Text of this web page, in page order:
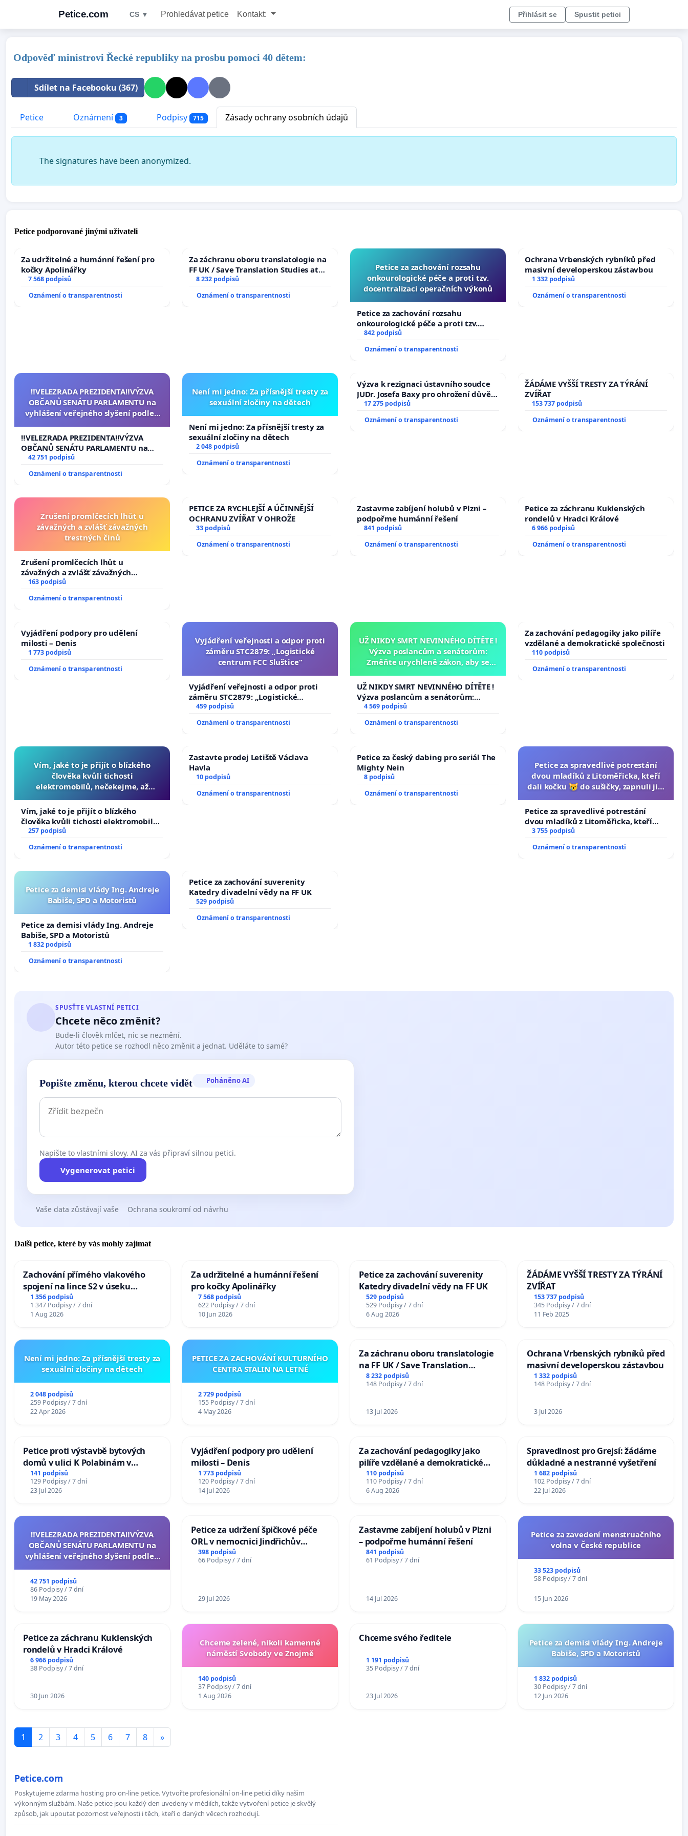
Petice.com CS ▼ Prohledávat petice Kontakt: Přihlásit se Spustit petici
Odpověď ministrovi Řecké republiky na prosbu pomoci 40 dětem:
Sdílet na Facebooku (367)
Petice Oznámení 3 Podpisy 715 Zásady ochrany osobních údajů
The signatures have been anonymized.
Petice podporované jinými uživateli
Za udržitelné a humánní řešení pro
kočky Apolinářky
7 568 podpisů
Oznámení o transparentnosti
Za záchranu oboru translatologie na
FF UK / Save Translation Studies at
the Faculty of Arts, Charles
8 232 podpisů
Oznámení o transparentnosti
Petice za zachování rozsahu
onkourologické péče a proti tzv.
docentralizaci operačních výkonů
Petice za zachování rozsahu
onkourologické péče a proti tzv.
docentralizaci operačních výkonů
842 podpisů
Oznámení o transparentnosti
Ochrana Vrbenských rybníků před
masivní developerskou zástavbou
1 332 podpisů
Oznámení o transparentnosti
‼️VELEZRADA PREZIDENTA‼️VÝZVA
OBČANŮ SENÁTU PARLAMENTU na
vyhlášení veřejného slyšení podle §
na přijetí usnesení k podání ústavní
žaloby na prezidenta republiky
‼️VELEZRADA PREZIDENTA‼️VÝZVA
OBČANŮ SENÁTU PARLAMENTU na
vyhlášení veřejného slyšení podle §
na přijetí usnesení k podání ústavní
42 751 podpisů
Oznámení o transparentnosti
Není mi jedno: Za přísnější tresty za
sexuální zločiny na dětech
Není mi jedno: Za přísnější tresty za
sexuální zločiny na dětech
2 048 podpisů
Oznámení o transparentnosti
Výzva k rezignaci ústavního soudce
JUDr. Josefa Baxy pro ohrožení důvěry
ve spravedlivý proces
17 275 podpisů
Oznámení o transparentnosti
ŽÁDÁME VYŠŠÍ TRESTY ZA TÝRÁNÍ
ZVÍŘAT
153 737 podpisů
Oznámení o transparentnosti
Zrušení promlčecích lhůt u
závažných a zvlášť závažných
trestných činů
Zrušení promlčecích lhůt u
závažných a zvlášť závažných
trestných činů
163 podpisů
Oznámení o transparentnosti
PETICE ZA RYCHLEJŠÍ A ÚČINNĚJŠÍ
OCHRANU ZVÍŘAT V OHROŽE
33 podpisů
Oznámení o transparentnosti
Zastavme zabíjení holubů v Plzni –
podpořme humánní řešení
841 podpisů
Oznámení o transparentnosti
Petice za záchranu Kuklenských
rondelů v Hradci Králové
6 966 podpisů
Oznámení o transparentnosti
Vyjádření podpory pro udělení
milosti – Denis
1 773 podpisů
Oznámení o transparentnosti
Vyjádření veřejnosti a odpor proti
záměru STC2879: „Logistické
centrum FCC Sluštice“
Vyjádření veřejnosti a odpor proti
záměru STC2879: „Logistické
centrum FCC Sluštice“
459 podpisů
Oznámení o transparentnosti
UŽ NIKDY SMRT NEVINNÉHO DÍTĚTE !
Výzva poslancům a senátorům:
Změňte urychleně zákon, aby se
opakovat!
UŽ NIKDY SMRT NEVINNÉHO DÍTĚTE !
Výzva poslancům a senátorům:
Změňte urychleně zákon, aby se
opakovat!
4 569 podpisů
Oznámení o transparentnosti
Za zachování pedagogiky jako pilíře
vzdělané a demokratické společnosti
110 podpisů
Oznámení o transparentnosti
Vím, jaké to je přijít o blízkého
člověka kvůli tichosti
elektromobilů, nečekejme, až
auta!
Vím, jaké to je přijít o blízkého
člověka kvůli tichosti elektromobilů,
nečekejme, až přibydou další,
257 podpisů
Oznámení o transparentnosti
Zastavte prodej Letiště Václava
Havla
10 podpisů
Oznámení o transparentnosti
Petice za český dabing pro seriál The
Mighty Nein
8 podpisů
Oznámení o transparentnosti
Petice za spravedlivé potrestání
dvou mladíků z Litoměřicka, kteří
dali kočku 😿 do sušičky, zapnuli ji a
Petice za spravedlivé potrestání
dvou mladíků z Litoměřicka, kteří
dali kočku 😿 do sušičky, zapnuli ji a
3 755 podpisů
Oznámení o transparentnosti
Petice za demisi vlády Ing. Andreje
Babiše, SPD a Motoristů
Petice za demisi vlády Ing. Andreje
Babiše, SPD a Motoristů
1 832 podpisů
Oznámení o transparentnosti
Petice za zachování suverenity
Katedry divadelní vědy na FF UK
529 podpisů
Oznámení o transparentnosti
SPUSŤTE VLASTNÍ PETICI
Chcete něco změnit?
Bude-li člověk mlčet, nic se nezmění.
Autor této petice se rozhodl něco změnit a jednat. Uděláte to samé?
Popište změnu, kterou chcete vidět Poháněno AI
Napište to vlastními slovy. AI za vás připraví silnou petici.
Vygenerovat petici
Vaše data zůstávají vaše Ochrana soukromí od návrhu
Další petice, které by vás mohly zajímat
Zachování přímého vlakového
spojení na lince S2 v úseku
Ostrava – Bohumín – Karviná –
Mosty u Jablunkova
1 356 podpisů
1 347 Podpisy / 7 dní
1 Aug 2026
Za udržitelné a humánní řešení
pro kočky Apolinářky
7 568 podpisů
622 Podpisy / 7 dní
10 Jun 2026
Petice za zachování suverenity
Katedry divadelní vědy na FF UK
529 podpisů
529 Podpisy / 7 dní
6 Aug 2026
ŽÁDÁME VYŠŠÍ TRESTY ZA TÝRÁNÍ
ZVÍŘAT
153 737 podpisů
345 Podpisy / 7 dní
11 Feb 2025
Není mi jedno: Za přísnější tresty za
sexuální zločiny na dětech
2 048 podpisů
259 Podpisy / 7 dní
22 Apr 2026
PETICE ZA ZACHOVÁNÍ KULTURNÍHO
CENTRA STALIN NA LETNÉ
2 729 podpisů
155 Podpisy / 7 dní
4 May 2026
Za záchranu oboru translatologie
na FF UK / Save Translation
Studies at the Faculty of Arts,
Charles University
8 232 podpisů
148 Podpisy / 7 dní
13 Jul 2026
Ochrana Vrbenských rybníků před
masivní developerskou zástavbou
1 332 podpisů
148 Podpisy / 7 dní
3 Jul 2026
Petice proti výstavbě bytových
domů v ulici K Polabinám v
Pardubicích
141 podpisů
129 Podpisy / 7 dní
23 Jul 2026
Vyjádření podpory pro udělení
milosti – Denis
1 773 podpisů
120 Podpisy / 7 dní
14 Jul 2026
Za zachování pedagogiky jako
pilíře vzdělané a demokratické
společnosti
110 podpisů
110 Podpisy / 7 dní
6 Aug 2026
Spravedlnost pro Grejsí: žádáme
důkladné a nestranné vyšetření
1 682 podpisů
102 Podpisy / 7 dní
22 Jul 2026
‼️VELEZRADA PREZIDENTA‼️VÝZVA
OBČANŮ SENÁTU PARLAMENTU na
vyhlášení veřejného slyšení podle §
na přijetí usnesení k podání ústavní
žaloby na prezidenta republiky
42 751 podpisů
86 Podpisy / 7 dní
19 May 2026
Petice za udržení špičkové péče
ORL v nemocnici Jindřichův
Hradec
398 podpisů
66 Podpisy / 7 dní
29 Jul 2026
Zastavme zabíjení holubů v Plzni
– podpořme humánní řešení
841 podpisů
61 Podpisy / 7 dní
14 Jul 2026
Petice za zavedení menstruačního
volna v České republice
33 523 podpisů
58 Podpisy / 7 dní
15 Jun 2026
Petice za záchranu Kuklenských
rondelů v Hradci Králové
6 966 podpisů
38 Podpisy / 7 dní
30 Jun 2026
Chceme zelené, nikoli kamenné
náměstí Svobody ve Znojmě
140 podpisů
37 Podpisy / 7 dní
1 Aug 2026
Chceme svého ředitele
1 191 podpisů
35 Podpisy / 7 dní
23 Jul 2026
Petice za demisi vlády Ing. Andreje
Babiše, SPD a Motoristů
1 832 podpisů
30 Podpisy / 7 dní
12 Jun 2026
1 2 3 4 5 6 7 8 »
Petice.com
Poskytujeme zdarma hosting pro on-line petice. Vytvořte profesionální on-line petici díky našim
výkonným službám. Naše petice jsou každý den uvedeny v médiích, takže vytvoření petice je skvělý
způsob, jak upoutat pozornost veřejnosti i těch, kteří o daných věcech rozhodují.